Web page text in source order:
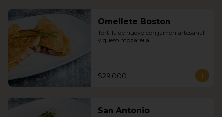
Omellete Boston
Tortilla de huevo con jamon artesanal
y queso mozarella
$29.000
San Antonio